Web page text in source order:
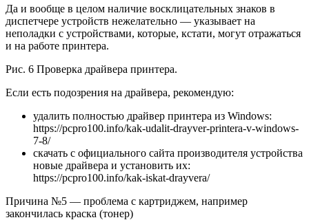
Да и вообще в целом наличие восклицательных знаков в
диспетчере устройств нежелательно — указывает на
неполадки с устройствами, которые, кстати, могут отражаться
и на работе принтера.
Рис. 6 Проверка драйвера принтера.
Если есть подозрения на драйвера, рекомендую:
удалить полностью драйвер принтера из Windows:
https://pcpro100.info/kak-udalit-drayver-printera-v-windows-
7-8/
скачать с официального сайта производителя устройства
новые драйвера и установить их:
https://pcpro100.info/kak-iskat-drayvera/
Причина №5 — проблема с картриджем, например
закончилась краска (тонер)